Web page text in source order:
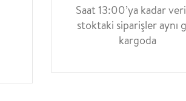
Saat 13:00’ya kadar
stoktaki siparişler aynı
kargoda